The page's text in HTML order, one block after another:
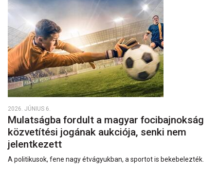
2026. JÚNIUS 6.
Mulatságba fordult a magyar focibajnokság
közvetítési jogának aukciója, senki nem
jelentkezett
A politikusok, fene nagy étvágyukban, a sportot is bekebelezték.